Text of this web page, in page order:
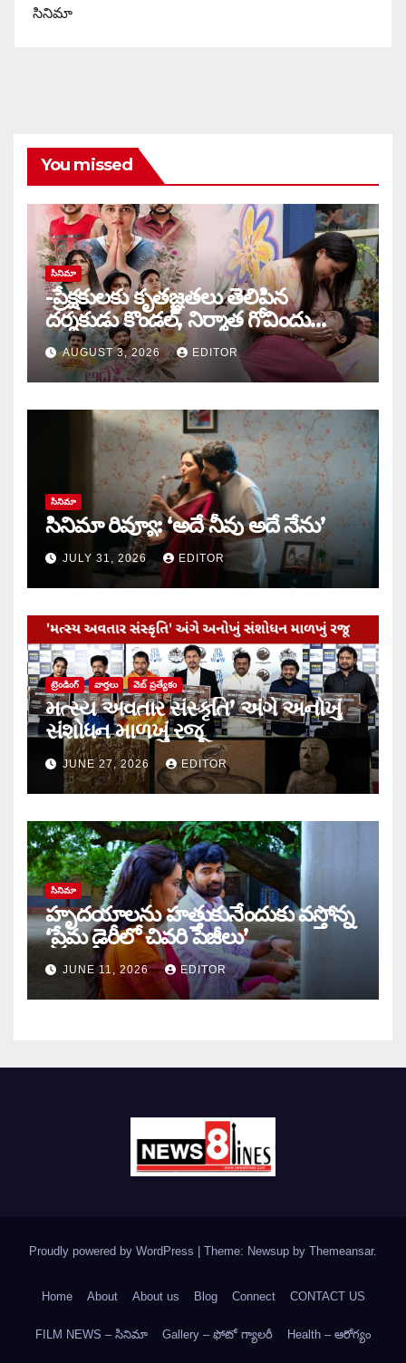
సినిమా
You missed
సినిమా
-ప్రేక్షకులకు కృతజ్ఞతలు తెలిపిన
దర్శకుడు కొండల్, నిర్మాత గోవిందు
కాండ్రేగుల
AUGUST 3, 2026 EDITOR
సినిమా
సినిమా రివ్యూ: ‘అదే నీవు అదే నేను’
JULY 31, 2026 EDITOR
ట్రెండింగ్ వార్త‌లు వెబ్ ప్రత్యేకం
મત્સ્ય અવતાર સંસ્કૃતિ’ અંગે અનોખું
સંશોધન માળખું રજૂ
JUNE 27, 2026 EDITOR
సినిమా
హృదయాలను హత్తుకునేందుకు వస్తోన్న
‘ప్రేమ డైరీలో చివరి పేజీలు’
JUNE 11, 2026 EDITOR
Proudly powered by WordPress Theme: Newsup by Themeansar.
Home About About us Blog Connect CONTACT US
FILM NEWS – సినిమా Gallery – ఫోటో గ్యాలరీ Health – ఆరోగ్యం